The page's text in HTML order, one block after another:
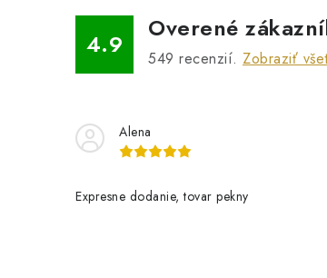
4.9
Overené
549 recenzií. Zobraziť
Alena
Expresne dodanie, tovar pekny